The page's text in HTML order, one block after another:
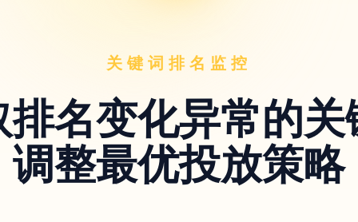
关键词排名监控
排名变化异常的关
调整最优投放策略